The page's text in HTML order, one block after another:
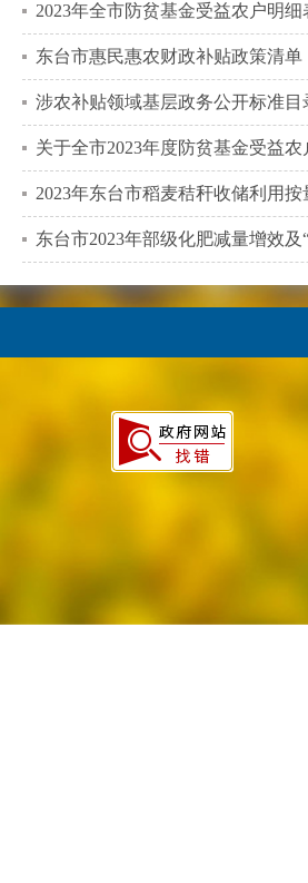
2023年全市防贫基金受益农户明细
东台市惠民惠农财政补贴政策清单
涉农补贴领域基层政务公开标准目
关于全市2023年度防贫基金受益
2023年东台市稻麦秸秆收储利用
东台市2023年部级化肥减量增效